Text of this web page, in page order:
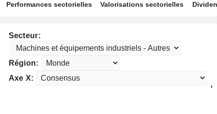
Performances sectorielles Valorisations sectorielles
Secteur:
Région:
Axe X: